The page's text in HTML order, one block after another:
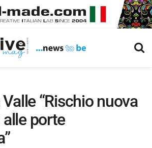
“Rischio nuova
porte